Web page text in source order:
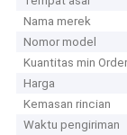
Nama merek
Nomor model
Kuantitas min
Harga
Kemasan rincian
Waktu pengiriman